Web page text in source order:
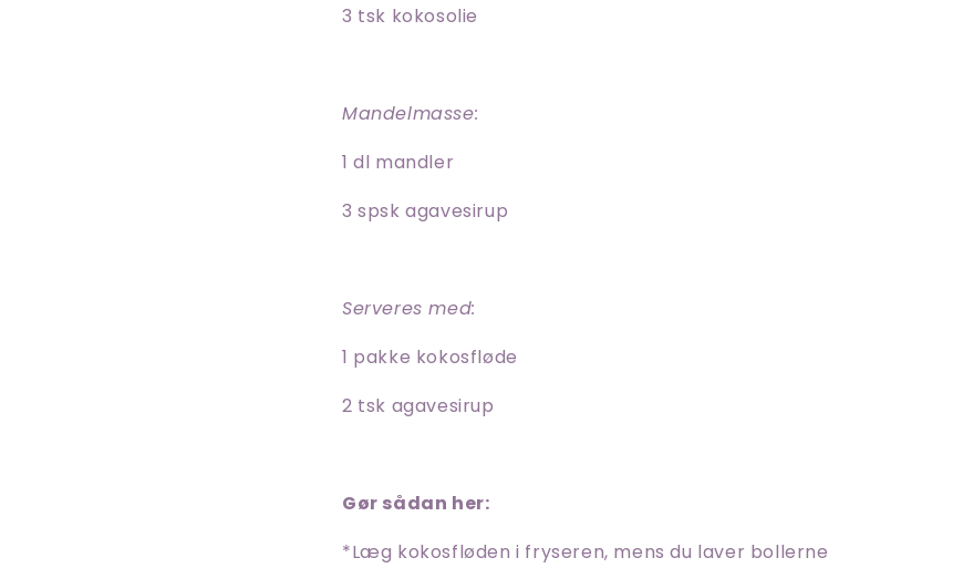
3 tsk kokosolie
Mandelmasse:
1 dl mandler
3 spsk agavesirup
Serveres med:
1 pakke kokosfløde
2 tsk agavesirup
Gør sådan her:
*Læg kokosfløden i fryseren, mens du laver bollerne